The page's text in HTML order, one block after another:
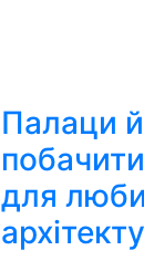
Палаци
для